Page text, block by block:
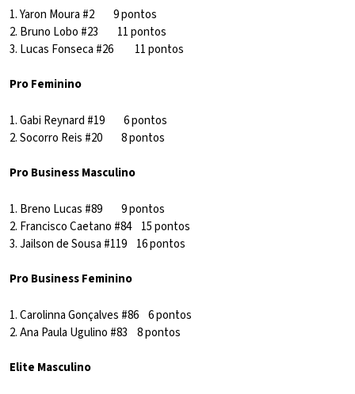
1. Yaron Moura #2 9 pontos
2. Bruno Lobo #23 11 pontos
3. Lucas Fonseca #26 11 pontos
Pro Feminino
1. Gabi Reynard #19 6 pontos
2. Socorro Reis #20 8 pontos
Pro Business Masculino
1. Breno Lucas #89 9 pontos
2. Francisco Caetano #84 15 pontos
3. Jailson de Sousa #119 16 pontos
Pro Business Feminino
1. Carolinna Gonçalves #86 6 pontos
2. Ana Paula Ugulino #83 8 pontos
Elite Masculino